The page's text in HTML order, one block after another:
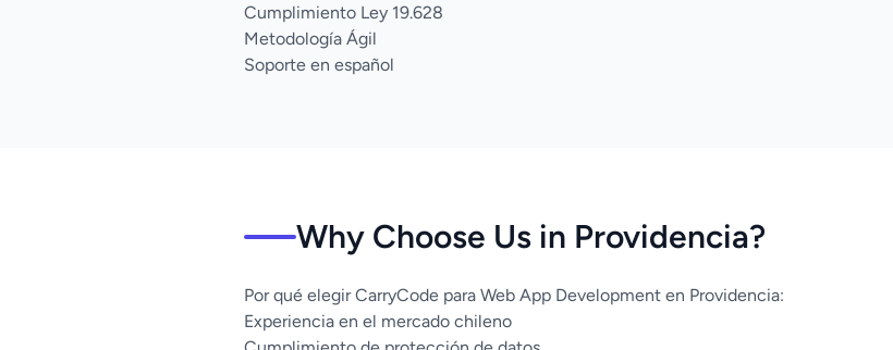
Cumplimiento Ley 19.628
Metodología Ágil
Soporte en español
Why Choose Us in Providencia?
Por qué elegir CarryCode para Web App Development en Providencia:
Experiencia en el mercado chileno